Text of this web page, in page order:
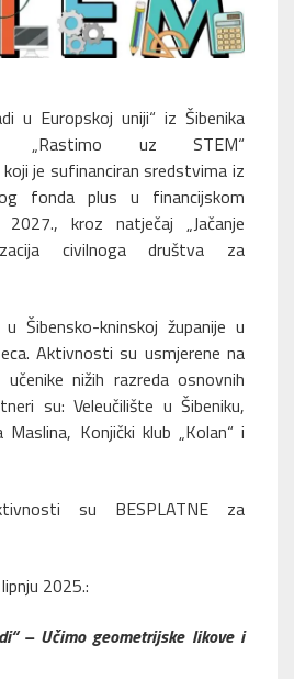
u Europskoj uniji“ iz Šibenika
„Rastimo uz STEM“
je sufinanciran sredstvima iz
fonda plus u financijskom
kroz natječaj „Jačanje
civilnoga društva za
Šibensko-kninskoj županije u
Aktivnosti su usmjerene na
nižih razreda osnovnih
su: Veleučilište u Šibeniku,
Maslina, Konjički klub „Kolan“ i
su BESPLATNE za
2025.:
– Učimo geometrijske likove i